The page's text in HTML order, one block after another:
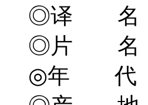
◎译 名 黑
◎片 名
◎年 代